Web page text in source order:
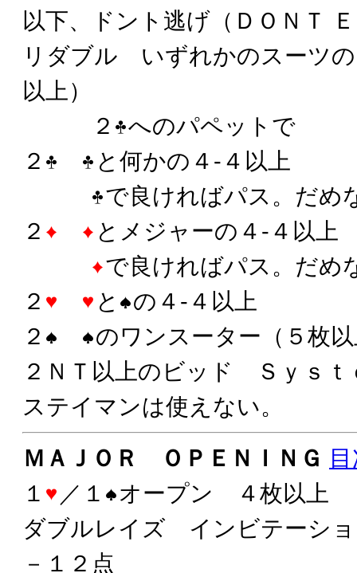
以下、ドント逃げ（ＤＯＮＴ
リダブル いずれかのスーツ
以上）
２
へのパペットで
２
と何かの４-４以上
で良ければパス。だめ
２
とメジャーの４-４以上
で良ければパス。だめ
２
と
の４-４以上
２
のワンスーター（５枚
２ＮＴ以上のビッド Ｓｙｓ
ステイマンは使えない。
ＭＡＪＯＲ ＯＰＥＮＩＮＧ
１
／１
オープン ４枚以上
ダブルレイズ インビテーシ
－１２点